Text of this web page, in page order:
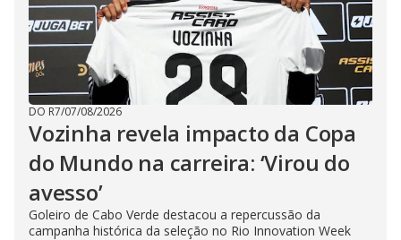
DO R7/07/08/2026
Vozinha revela impacto da Copa
do Mundo na carreira: ‘Virou do
avesso’
Goleiro de Cabo Verde destacou a repercussão da
campanha histórica da seleção no Rio Innovation Week